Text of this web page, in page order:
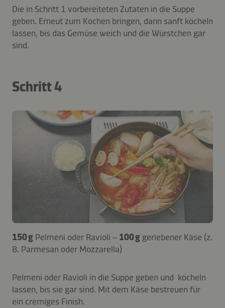
Die in Schritt 1 vorbereiteten Zutaten in die Suppe
geben. Erneut zum Kochen bringen, dann sanft köcheln
lassen, bis das Gemüse weich und die Würstchen gar
sind.
Schritt 4
150 g Pelmeni oder Ravioli – 100 g geriebener Käse (z.
B. Parmesan oder Mozzarella)
Pelmeni oder Ravioli in die Suppe geben und köcheln
lassen, bis sie gar sind. Mit dem Käse bestreuen für
ein cremiges Finish.